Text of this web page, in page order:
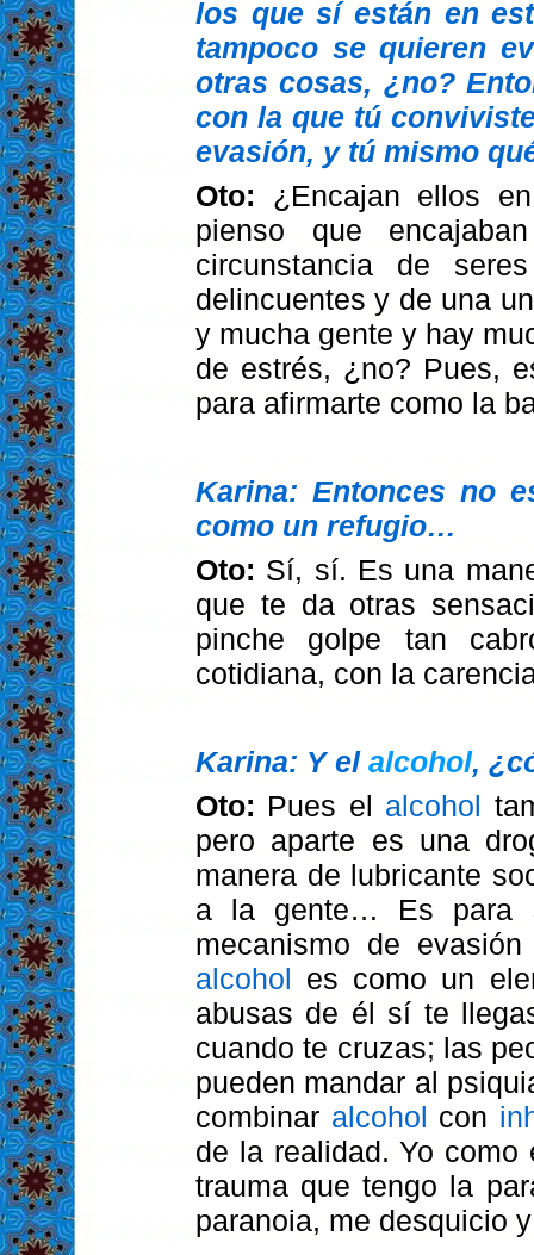
los que sí están en
tampoco se quieren
otras cosas, ¿no?
con la que tú
evasión, y tú mismo
Oto: ¿Encajan ellos
pienso que
circunstancia de
delincuentes y de una
y mucha gente y hay
de estrés, ¿no? Pues,
para afirmarte como la
Karina: Entonces no
como un refugio…
Oto: Sí, sí. Es una
que te da otras
pinche golpe tan
cotidiana, con la
Karina: Y el alcohol,
Oto: Pues el alcohol
pero aparte es una
manera de lubricante
a la gente… Es para
mecanismo de
alcohol es como un
abusas de él sí te
cuando te cruzas; las
pueden mandar al
combinar alcohol con
de la realidad. Yo
trauma que tengo la
paranoia, me desquicio